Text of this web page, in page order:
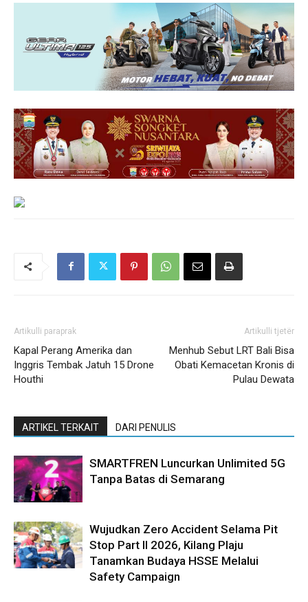
Artikulli paraprak
Kapal Perang Amerika dan
Inggris Tembak Jatuh 15 Drone
Houthi
Artikulli tjetër
Menhub Sebut LRT Bali Bisa
Obati Kemacetan Kronis di
Pulau Dewata
ARTIKEL TERKAIT DARI PENULIS
SMARTFREN Luncurkan Unlimited 5G
Tanpa Batas di Semarang
Wujudkan Zero Accident Selama Pit
Stop Part II 2026, Kilang Plaju
Tanamkan Budaya HSSE Melalui
Safety Campaign